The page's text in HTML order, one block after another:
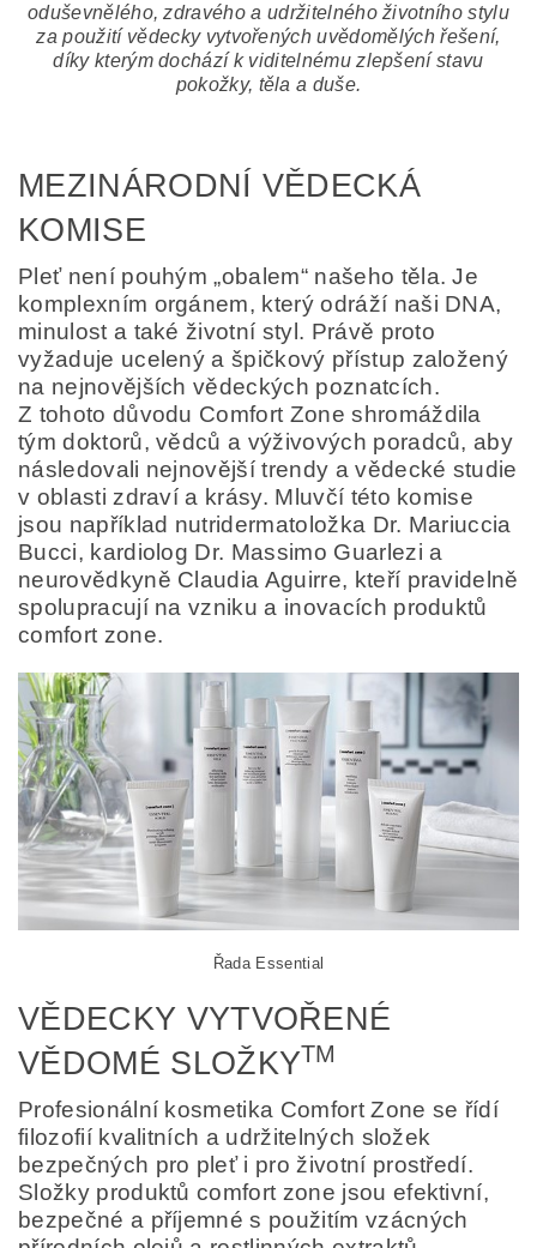
oduševnělého, zdravého a udržitelného životního stylu
za použití vědecky vytvořených uvědomělých řešení,
díky kterým dochází k viditelnému zlepšení stavu
pokožky, těla a duše.
MEZINÁRODNÍ VĚDECKÁ
KOMISE
Pleť není pouhým „obalem“ našeho těla. Je
komplexním orgánem, který odráží naši DNA,
minulost a také životní styl. Právě proto
vyžaduje ucelený a špičkový přístup založený
na nejnovějších vědeckých poznatcích.
Z tohoto důvodu Comfort Zone shromáždila
tým doktorů, vědců a výživových poradců, aby
následovali nejnovější trendy a vědecké studie
v oblasti zdraví a krásy. Mluvčí této komise
jsou například nutridermatoložka Dr. Mariuccia
Bucci, kardiolog Dr. Massimo Guarlezi a
neurovědkyně Claudia Aguirre, kteří pravidelně
spolupracují na vzniku a inovacích produktů
comfort zone.
Řada Essential
VĚDECKY VYTVOŘENÉ
VĚDOMÉ SLOŽKYTM
Profesionální kosmetika Comfort Zone se řídí
filozofií kvalitních a udržitelných složek
bezpečných pro pleť i pro životní prostředí.
Složky produktů comfort zone jsou efektivní,
bezpečné a příjemné s použitím vzácných